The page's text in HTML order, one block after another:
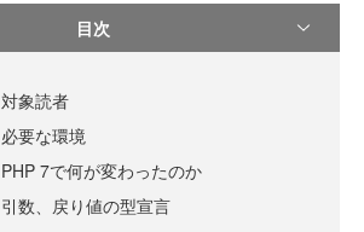
目次
対象読者
必要な環境
PHP 7で何が変わったのか
引数、戻り値の型宣言